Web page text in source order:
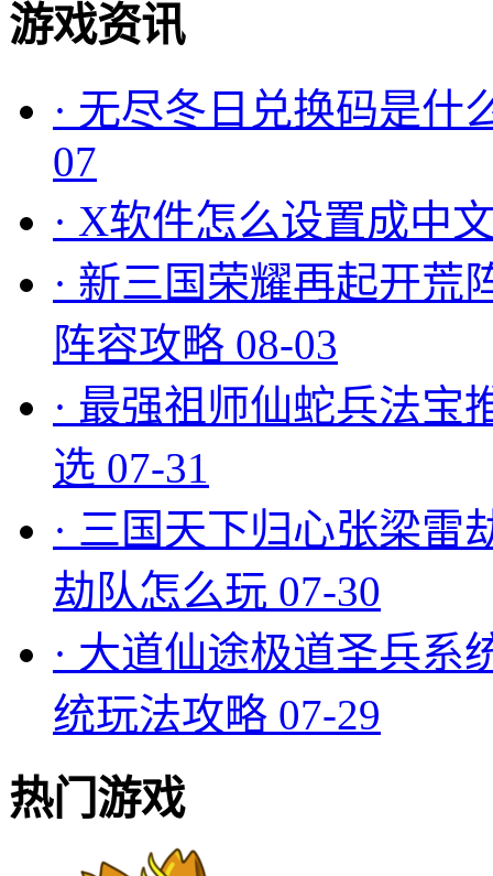
游戏资讯
· 无尽冬日兑换码是什
07
· X软件怎么设置成中
· 新三国荣耀再起开荒
阵容攻略 08-03
· 最强祖师仙蛇兵法宝
选 07-31
· 三国天下归心张梁雷
劫队怎么玩 07-30
· 大道仙途极道圣兵系
统玩法攻略 07-29
热门游戏